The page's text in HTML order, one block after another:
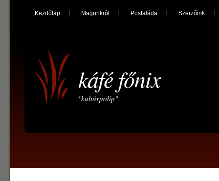
Kezdőlap Magunkról Postaláda Szerzőink
káfé főnix
"kultúrpolip"